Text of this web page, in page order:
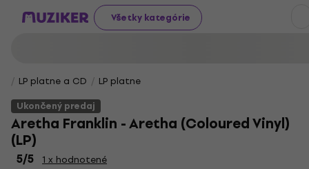
Všetky kategórie
LP platne a CD
LP platne
Ukončený predaj
Aretha Franklin - Aretha (Coloured Vinyl)
(LP)
5/5
1 x hodnotené